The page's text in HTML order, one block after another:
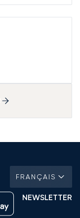
FRANÇAIS
NEWSLETTER